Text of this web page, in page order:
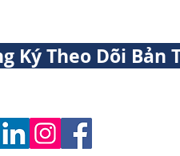
Ký Theo Dõi Bản